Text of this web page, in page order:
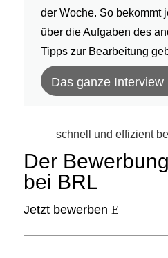
der Woche. So bekommt
über die Aufgaben des
Tipps zur Bearbeitung
Das ganze Interview
schnell und effizient
Der
bei BRL
Jetzt bewerben